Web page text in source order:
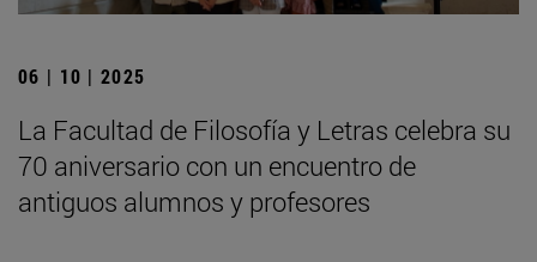
06 | 10 | 2025
La Facultad de Filosofía y Letras celebra su
70 aniversario con un encuentro de
antiguos alumnos y profesores